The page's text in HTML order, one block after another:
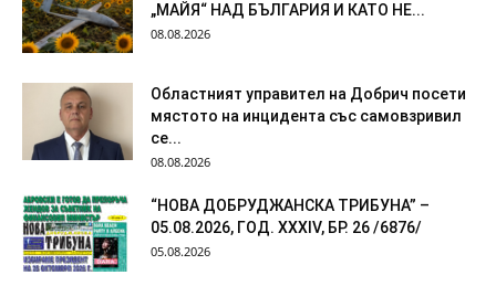
„МАЙЯ“ НАД БЪЛГАРИЯ И КАТО НЕ...
08.08.2026
Областният управител на Добрич посети
мястото на инцидента със самовзривил
се...
08.08.2026
“НОВА ДОБРУДЖАНСКА ТРИБУНА” –
05.08.2026, ГОД. XXХIV, БР. 26 /6876/
05.08.2026